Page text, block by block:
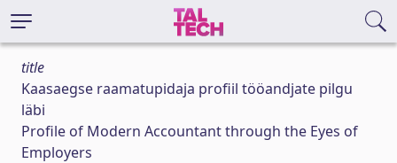
title
Kaasaegse raamatupidaja profiil tööandjate pilgu
läbi
Profile of Modern Accountant through the Eyes of
Employers